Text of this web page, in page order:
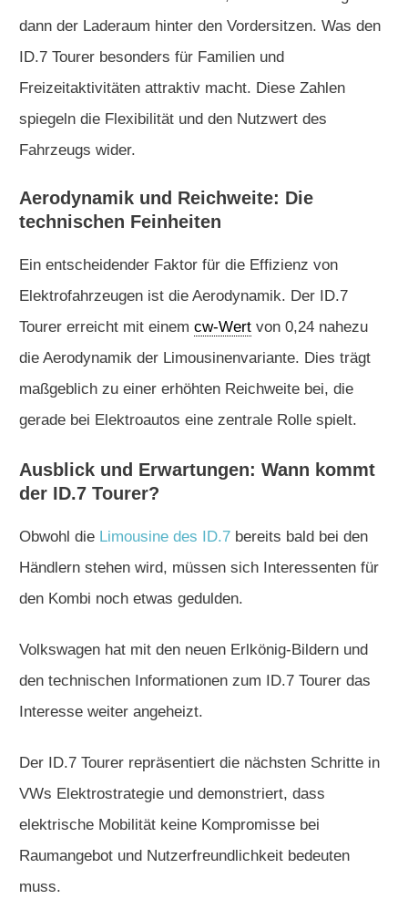
dann der Laderaum hinter den Vordersitzen. Was den
ID.7 Tourer besonders für Familien und
Freizeitaktivitäten attraktiv macht. Diese Zahlen
spiegeln die Flexibilität und den Nutzwert des
Fahrzeugs wider.
Aerodynamik und Reichweite: Die
technischen Feinheiten
Ein entscheidender Faktor für die Effizienz von
Elektrofahrzeugen ist die Aerodynamik. Der ID.7
Tourer erreicht mit einem cw-Wert von 0,24 nahezu
die Aerodynamik der Limousinenvariante. Dies trägt
maßgeblich zu einer erhöhten Reichweite bei, die
gerade bei Elektroautos eine zentrale Rolle spielt.
Ausblick und Erwartungen: Wann kommt
der ID.7 Tourer?
Obwohl die Limousine des ID.7 bereits bald bei den
Händlern stehen wird, müssen sich Interessenten für
den Kombi noch etwas gedulden.
Volkswagen hat mit den neuen Erlkönig-Bildern und
den technischen Informationen zum ID.7 Tourer das
Interesse weiter angeheizt.
Der ID.7 Tourer repräsentiert die nächsten Schritte in
VWs Elektrostrategie und demonstriert, dass
elektrische Mobilität keine Kompromisse bei
Raumangebot und Nutzerfreundlichkeit bedeuten
muss.